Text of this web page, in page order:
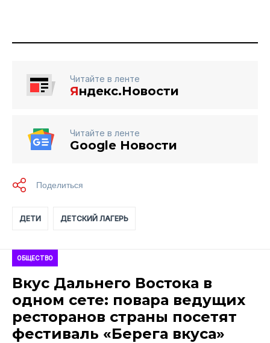
Читайте в ленте
Яндекс.Новости
Читайте в ленте
Google Новости
ДЕТИ ДЕТСКИЙ ЛАГЕРЬ
ОБЩЕСТВО
Вкус Дальнего Востока в
одном сете: повара ведущих
ресторанов страны посетят
фестиваль «Берега вкуса»